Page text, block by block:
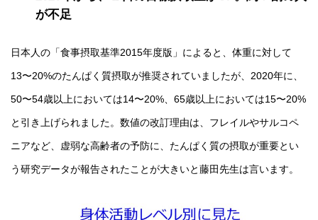
が不足
日本人の「食事摂取基準2015年度版」によると、体重に対して
13〜20%のたんぱく質摂取が推奨されていましたが、2020年に、
50〜54歳以上においては14〜20%、65歳以上においては15〜20%
と引き上げられました。数値の改訂理由は、フレイルやサルコペ
ニアなど、虚弱な高齢者の予防に、たんぱく質の摂取が重要とい
う研究データが報告されたことが大きいと藤田先生は言います。